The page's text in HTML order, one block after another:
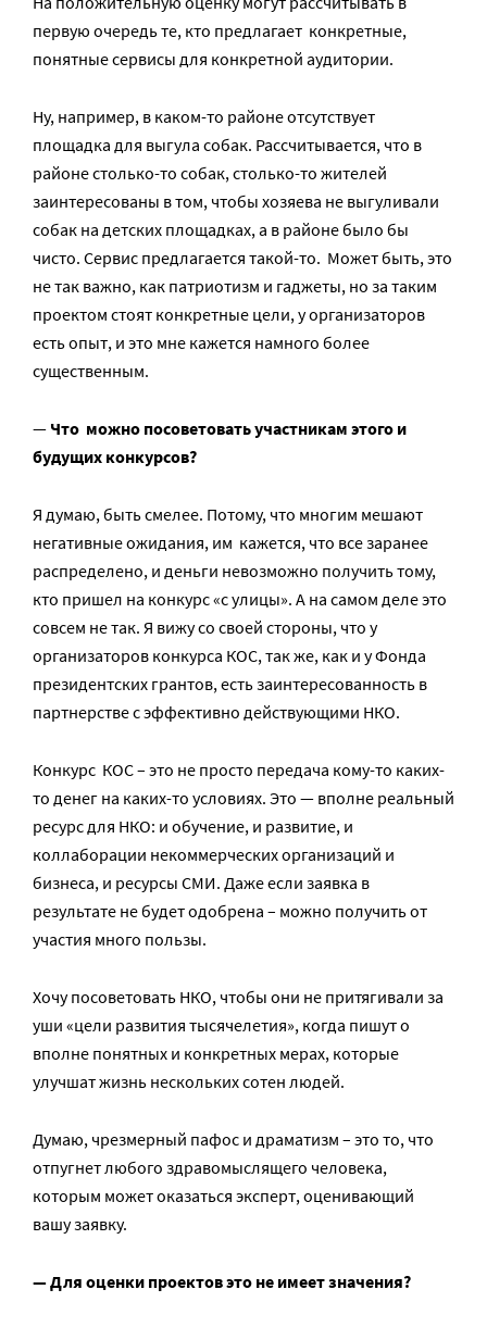
первую очередь те, кто предлагает конкретные,
понятные сервисы для конкретной аудитории.
Ну, например, в каком-то районе отсутствует
площадка для выгула собак. Рассчитывается, что в
районе столько-то собак, столько-то жителей
заинтересованы в том, чтобы хозяева не выгуливали
собак на детских площадках, а в районе было бы
чисто. Сервис предлагается такой-то. Может быть, это
не так важно, как патриотизм и гаджеты, но за таким
проектом стоят конкретные цели, у организаторов
есть опыт, и это мне кажется намного более
существенным.
— Что можно посоветовать участникам этого и
будущих конкурсов?
Я думаю, быть смелее. Потому, что многим мешают
негативные ожидания, им кажется, что все заранее
распределено, и деньги невозможно получить тому,
кто пришел на конкурс «с улицы». А на самом деле это
совсем не так. Я вижу со своей стороны, что у
организаторов конкурса КОС, так же, как и у Фонда
президентских грантов, есть заинтересованность в
партнерстве с эффективно действующими НКО.
Конкурс КОС – это не просто передача кому-то каких-
то денег на каких-то условиях. Это — вполне реальный
ресурс для НКО: и обучение, и развитие, и
коллаборации некоммерческих организаций и
бизнеса, и ресурсы СМИ. Даже если заявка в
результате не будет одобрена – можно получить от
участия много пользы.
Хочу посоветовать НКО, чтобы они не притягивали за
уши «цели развития тысячелетия», когда пишут о
вполне понятных и конкретных мерах, которые
улучшат жизнь нескольких сотен людей.
Думаю, чрезмерный пафос и драматизм – это то, что
отпугнет любого здравомыслящего человека,
которым может оказаться эксперт, оценивающий
вашу заявку.
— Для оценки проектов это не имеет значения?